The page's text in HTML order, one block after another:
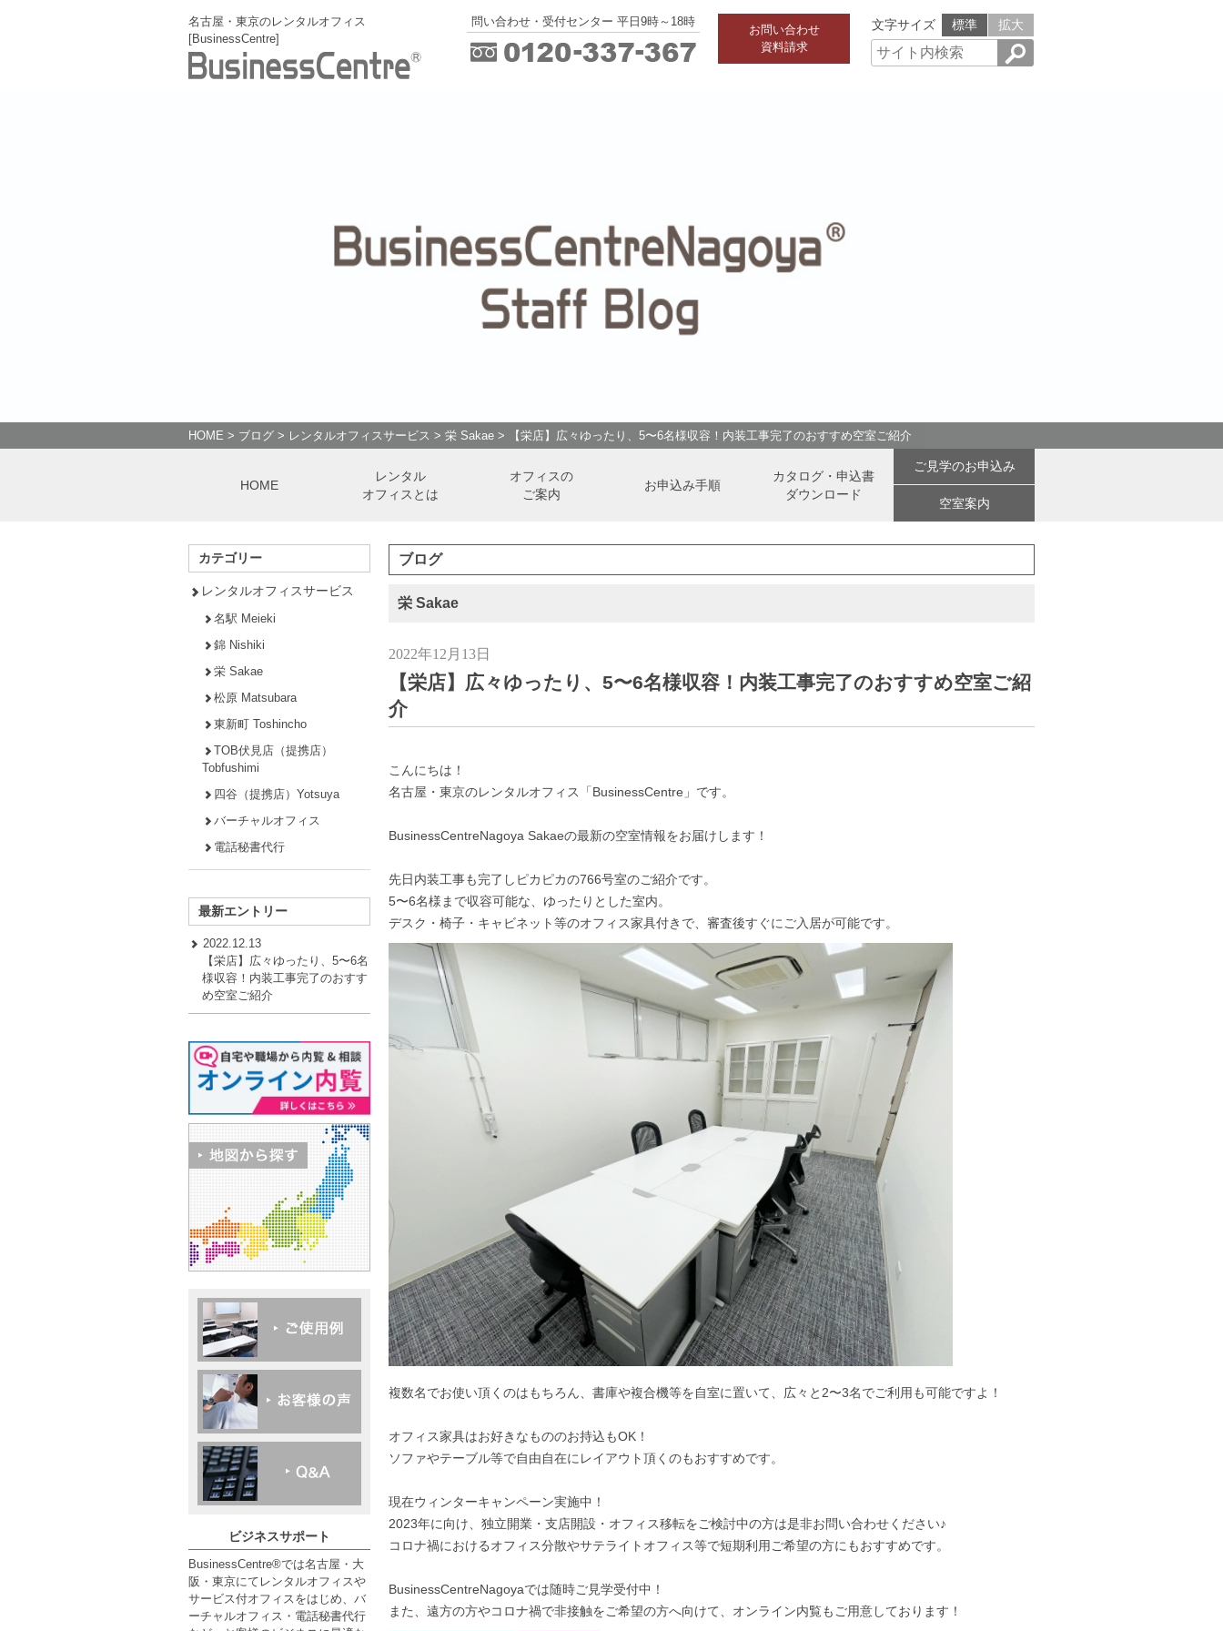
名古屋・東京のレンタルオフィス
[BusinessCentre]
問い合わせ・受付センター 平日9時～18時
お問い合わせ
資料請求
文字サイズ 標準 拡大
HOME > ブログ > レンタルオフィスサービス > 栄 Sakae > 【栄店】広々ゆったり、5〜6名様収容！内装工事完了のおすすめ空室ご紹介
HOME
レンタル
オフィスとは
オフィスの
ご案内
お申込み手順
カタログ・申込書
ダウンロード
ご見学のお申込み
空室案内
ブログ
栄 Sakae
2022年12月13日
【栄店】広々ゆったり、5〜6名様収容！内装工事完了のおすすめ空室ご紹
介
こんにちは！
名古屋・東京のレンタルオフィス「BusinessCentre」です。
BusinessCentreNagoya Sakaeの最新の空室情報をお届けします！
先日内装工事も完了しピカピカの766号室のご紹介です。
5〜6名様まで収容可能な、ゆったりとした室内。
デスク・椅子・キャビネット等のオフィス家具付きで、審査後すぐにご入居が可能です。
複数名でお使い頂くのはもちろん、書庫や複合機等を自室に置いて、広々と2〜3名でご利用も可能ですよ！
オフィス家具はお好きなもののお持込もOK！
ソファやテーブル等で自由自在にレイアウト頂くのもおすすめです。
現在ウィンターキャンペーン実施中！
2023年に向け、独立開業・支店開設・オフィス移転をご検討中の方は是非お問い合わせください♪
コロナ禍におけるオフィス分散やサテライトオフィス等で短期利用ご希望の方にもおすすめです。
BusinessCentreNagoyaでは随時ご見学受付中！
また、遠方の方やコロナ禍で非接触をご希望の方へ向けて、オンライン内覧もご用意しております！
カテゴリー
レンタルオフィスサービス
名駅 Meieki
錦 Nishiki
栄 Sakae
松原 Matsubara
東新町 Toshincho
TOB伏見店（提携店）
Tobfushimi
四谷（提携店）Yotsuya
バーチャルオフィス
電話秘書代行
最新エントリー
2022.12.13
【栄店】広々ゆったり、5〜6名
様収容！内装工事完了のおすす
め空室ご紹介
ビジネスサポート
BusinessCentre®では名古屋・大
阪・東京にてレンタルオフィスや
サービス付オフィスをはじめ、バ
ーチャルオフィス・電話秘書代行